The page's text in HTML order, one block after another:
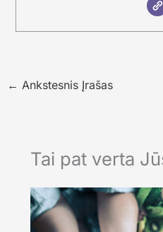
← Ankstesnis Įrašas
Tai pat verta